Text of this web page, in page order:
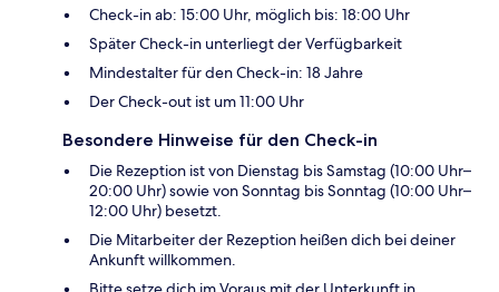
Check-in ab: 15:00 Uhr, möglich bis: 18:00 Uhr
Später Check-in unterliegt der Verfügbarkeit
Mindestalter für den Check-in: 18 Jahre
Der Check-out ist um 11:00 Uhr
Besondere Hinweise für den Check-in
Die Rezeption ist von Dienstag bis Samstag (10:00 Uhr–
20:00 Uhr) sowie von Sonntag bis Sonntag (10:00 Uhr–
12:00 Uhr) besetzt.
Die Mitarbeiter der Rezeption heißen dich bei deiner
Ankunft willkommen.